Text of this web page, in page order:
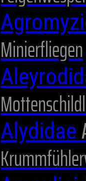
Minierfliegen
Alydidae